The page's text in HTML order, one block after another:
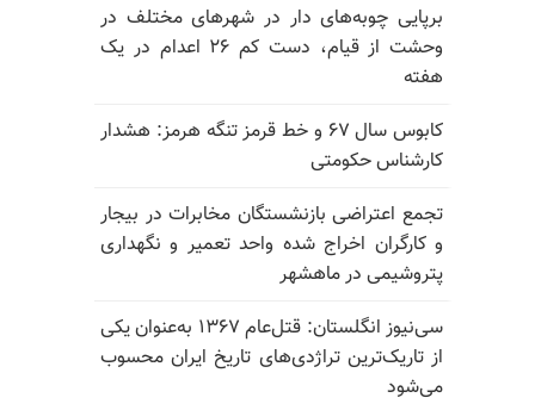
برپایی چوبه‌های دار در شهرهای مختلف در
وحشت از قیام، دست کم ۲۶ اعدام در یک
هفته
کابوس سال ۶۷ و خط قرمز تنگه هرمز: هشدار
کارشناس حکومتی
تجمع اعتراضی بازنشستگان مخابرات در بیجار
و کارگران اخراج شده واحد تعمیر و نگهداری
پتروشیمی در ماهشهر
سی‌نیوز انگلستان: قتل‌عام ۱۳۶۷ به‌عنوان یکی
از تاریک‌ترین تراژدی‌های تاریخ ایران محسوب
می‌شود